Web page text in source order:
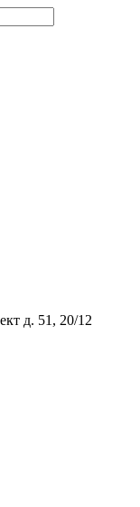
д. 51, 20/12